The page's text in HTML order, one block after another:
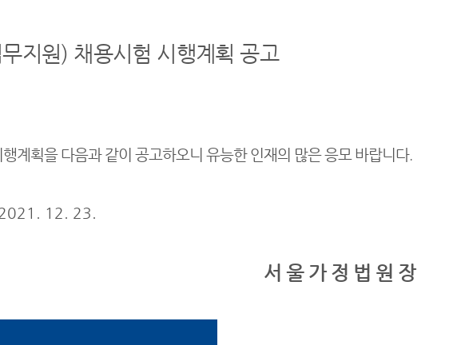
지원) 채용시험 시행계획 공고
계획을 다음과 같이 공고하오니 유능한 인재의 많은 응모 바랍니다.
12. 23.
서 울 가 정 법 원 장